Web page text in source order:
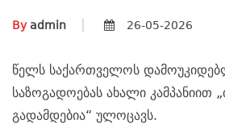
Byadmin 26-05-2026
წელს საქართველოს
საზოგადოებას ახალი კამპანიით
გადამდებია“ ულოცავს.